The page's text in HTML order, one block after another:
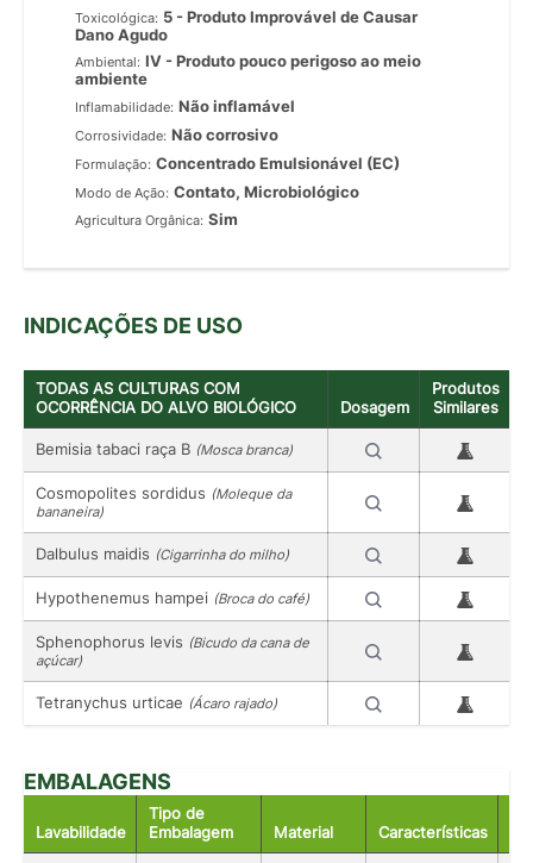
Toxicológica: 5 - Produto Improvável de Causar
Dano Agudo
Ambiental: IV - Produto pouco perigoso ao meio
ambiente
Inflamabilidade: Não inflamável
Corrosividade: Não corrosivo
Formulação: Concentrado Emulsionável (EC)
Modo de Ação: Contato, Microbiológico
Agricultura Orgânica: Sim
INDICAÇÕES DE USO
TODAS AS CULTURAS COM
OCORRÊNCIA DO ALVO BIOLÓGICO
Dosagem
Produtos
Similares
Bemisia tabaci raça B (Mosca branca)
Cosmopolites sordidus (Moleque da
bananeira)
Dalbulus maidis (Cigarrinha do milho)
Hypothenemus hampei (Broca do café)
Sphenophorus levis (Bicudo da cana de
açúcar)
Tetranychus urticae (Ácaro rajado)
EMBALAGENS
Lavabilidade
Tipo de
Embalagem
Material Características